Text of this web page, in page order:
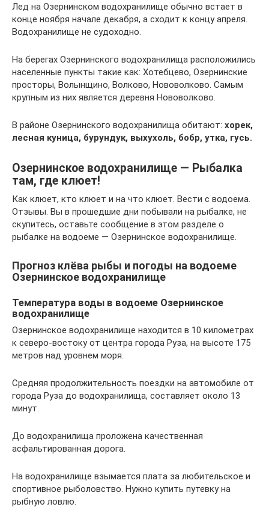
Лед на Озернинском водохранилище обычно встает в
конце ноября начале декабря, а сходит к концу апреля.
Водохранилище не судоходно.
На берегах Озернинского водохранилища расположились
населенные пункты такие как: Хотебцево, Озернинские
просторы, Волынщино, Волково, Нововолково. Самым
крупным из них является деревня Нововолково.
В районе Озернинского водохранилища обитают: хорек,
лесная куница, бурундук, выхухоль, бобр, утка, гусь.
Озернинское водохранилище — Рыбалка
там, где клюет!
Как клюет, кто клюет и на что клюет. Вести с водоема.
Отзывы. Вы в прошедшие дни побывали на рыбалке, не
скупитесь, оставьте сообщение в этом разделе о
рыбалке на водоеме — Озернинское водохранилище.
Прогноз клёва рыбы и погоды на водоеме
Озернинское водохранилище
Температура воды в водоеме Озернинское
водохранилище
Озернинское водохранилище находится в 10 километрах
к северо-востоку от центра города Руза, на высоте 175
метров над уровнем моря.
Средняя продолжительность поездки на автомобиле от
города Руза до водохранилища, составляет около 13
минут.
До водохранилища проложена качественная
асфальтированная дорога.
На водохранилище взымается плата за любительское и
спортивное рыболовство. Нужно купить путевку на
рыбную ловлю.